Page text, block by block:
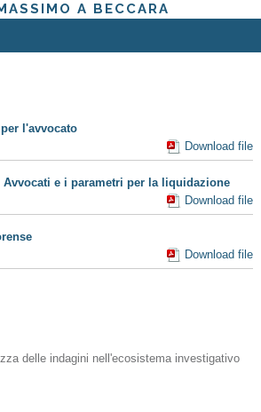
A BECCARA
l'avvocato
Download file
e i parametri per la liquidazione
Download file
Download file
delle indagini nell'ecosistema investigativo